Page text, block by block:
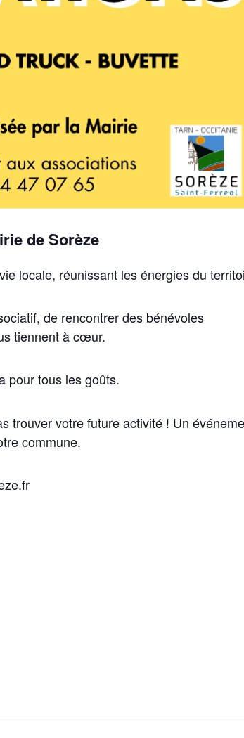
de Sorèze
locale, réunissant les énergies du
de rencontrer des bénévoles
tiennent à cœur.
pour tous les goûts.
trouver votre future activité ! Un
commune.